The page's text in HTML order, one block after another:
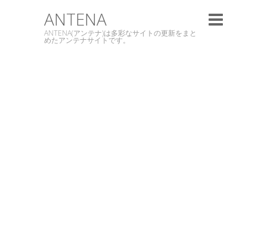
ANTENA
ANTENA(アンテナ)は多彩なサイトの更新をまと
めたアンテナサイトです。